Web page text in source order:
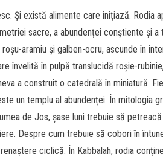
Și există alimente care inițiază. Rodia
sacre, a abundenței conștiente și a
aramiu și galben-ocru, ascunde în
învelită în pulpă translucidă roșie-
a construit o catedrală în miniatură.
un templu al abundenței. În mitologia
de Jos, șase luni trebuie să
Despre cum trebuie să cobori în
ciclică. În Kabbalah, rodia